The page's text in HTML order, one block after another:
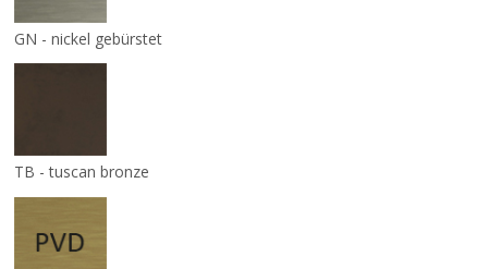
GN - nickel gebürstet
TB - tuscan bronze